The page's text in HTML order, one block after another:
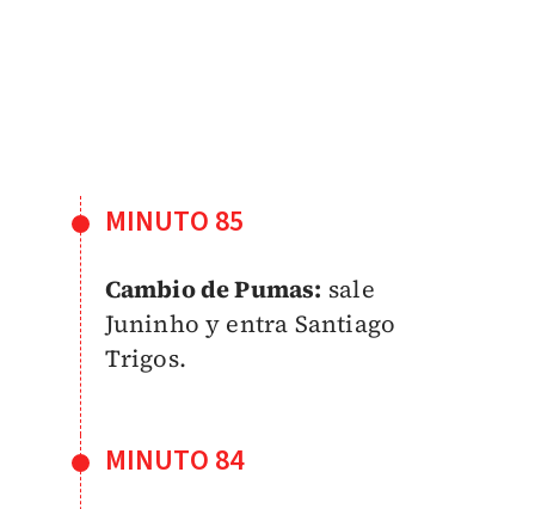
MINUTO 85
Cambio de Pumas: sale
Juninho y entra Santiago
Trigos.
MINUTO 84